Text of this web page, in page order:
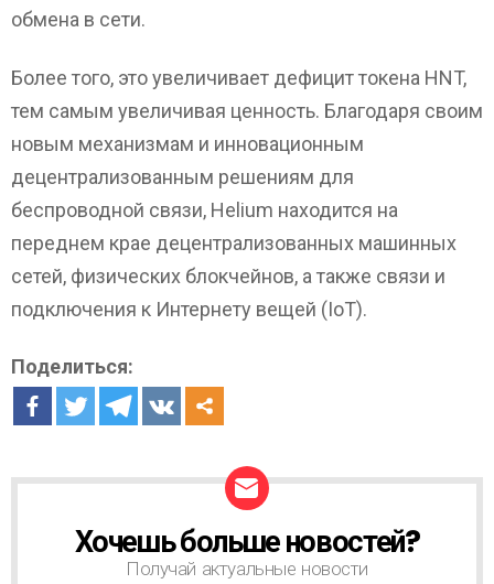
обмена в сети.
Более того, это увеличивает дефицит токена HNT,
тем самым увеличивая ценность. Благодаря своим
новым механизмам и инновационным
децентрализованным решениям для
беспроводной связи, Helium находится на
переднем крае децентрализованных машинных
сетей, физических блокчейнов, а также связи и
подключения к Интернету вещей (IoT).
Поделиться:
Хочешь больше новостей?
Получай актуальные новости